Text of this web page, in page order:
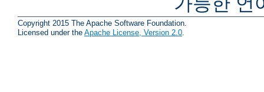
Copyright 2015 The Apache Software Foundation.
Licensed under the Apache License, Version 2.0.